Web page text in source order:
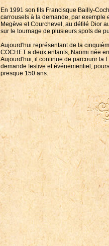
En 1991 son fils Francisque Bailly-
carrousels à la demande, par exemple
Megève et Courchevel, au défilé Dior
sur le tournage de plusieurs spots de
Aujourd'hui représentant de la
COCHET a deux enfants, Naomi née
Aujourd'hui, il continue de parcourir la
demande festive et événementiel,
presque 150 ans.